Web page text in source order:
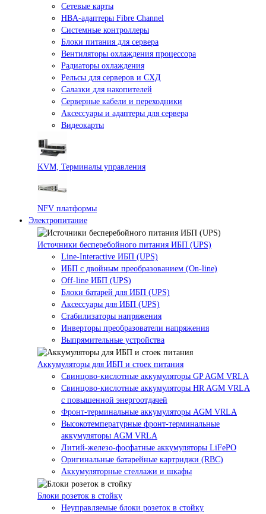
Сетевые карты
HBA-адаптеры Fibre Channel
Системные контроллеры
Блоки питания для сервера
Вентиляторы охлаждения процессора
Радиаторы охлаждения
Рельсы для серверов и СХД
Салазки для накопителей
Серверные кабели и переходники
Аксессуары и адаптеры для сервера
Видеокарты
KVM, Терминалы управления
NFV платформы
Электропитание
Источники бесперебойного питания ИБП (UPS)
Line-Interactive ИБП (UPS)
ИБП с двойным преобразованием (On-line)
Off-line ИБП (UPS)
Блоки батарей для ИБП (UPS)
Аксессуары для ИБП (UPS)
Стабилизаторы напряжения
Инверторы преобразователи напряжения
Выпрямительные устройства
Аккумуляторы для ИБП и стоек питания
Свинцово-кислотные аккумуляторы GP AGM VRLA
Свинцово-кислотные аккумуляторы HR AGM VRLA
с повышенной энергоотдачей
Фронт-терминальные аккумуляторы AGM VRLA
Высокотемпературные фронт-терминальные
аккумуляторы AGM VRLA
Литий-железо-фосфатные аккумуляторы LiFePO
Оригинальные батарейные картриджи (RBC)
Аккумуляторные стеллажи и шкафы
Блоки розеток в стойку
Неуправляемые блоки розеток в стойку